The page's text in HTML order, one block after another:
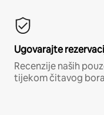
Ugovarajte
Recenzije naših
tijekom čitavog